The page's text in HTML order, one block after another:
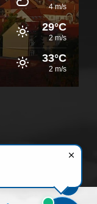
4 m/s
29°C
2 m/s
33°C
2 m/s